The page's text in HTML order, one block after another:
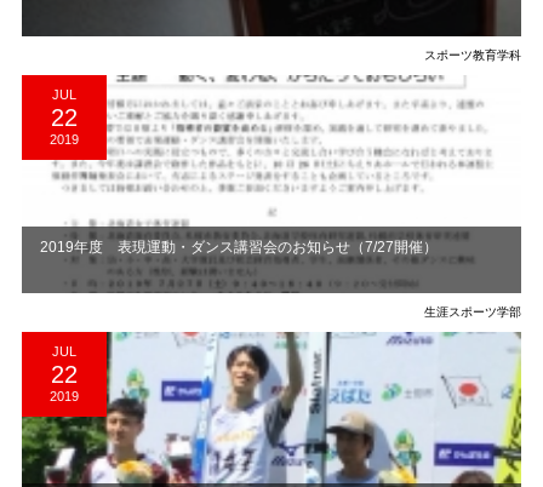
スポーツ教育学科
JUL
22
2019
2019年度 表現運動・ダンス講習会のお知らせ（7/27開催）
生涯スポーツ学部
JUL
22
2019